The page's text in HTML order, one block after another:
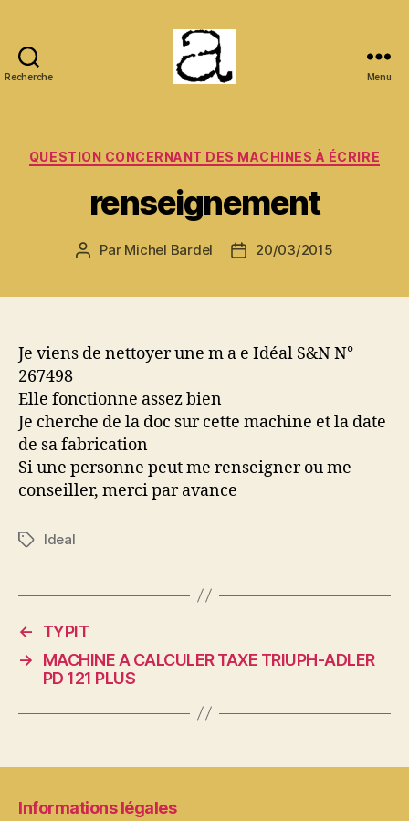
Recherche Menu
Catégories
QUESTION CONCERNANT DES MACHINES À ÉCRIRE
renseignement
Auteur
Par Michel Bardel
Date20/03/2015
Je viens de nettoyer une m a e Idéal S&N N°
267498
Elle fonctionne assez bien
Je cherche de la doc sur cette machine et la date
de sa fabrication
Si une personne peut me renseigner ou me
conseiller, merci par avance
Étiquettes
Ideal
←
TYPIT
→
MACHINE A CALCULER TAXE TRIUPH-ADLER
PD 121 PLUS
Informations légales